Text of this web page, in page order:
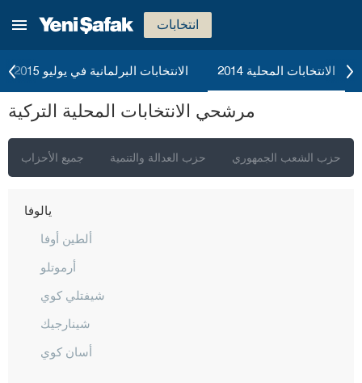
انتخابات
الانتخابات البرلمانية في يوليو 2015 الانتخابات المحلية 2014
مرشحي الانتخابات المحلية التركية
جميع الأحزاب حزب العدالة والتنمية حزب الشعب الجمهوري
تكيرداغ
طرابزون
طونجالي
فان
يالوفا
ألطين أوفا
أرموتلو
شيفتلي كوي
شينارجيك
أسان كوي